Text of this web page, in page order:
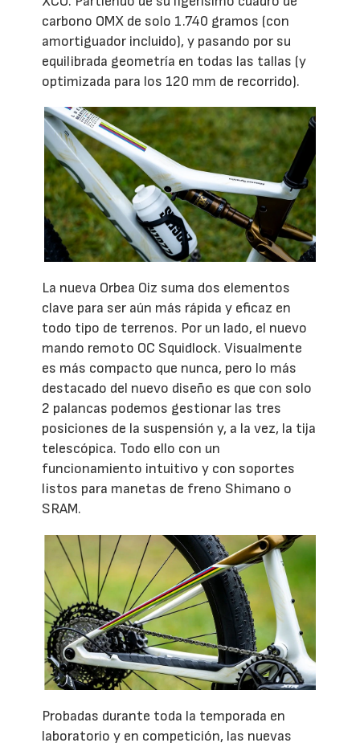
carbono OMX de solo 1.740 gramos (con
amortiguador incluido), y pasando por su
equilibrada geometría en todas las tallas (y
optimizada para los 120 mm de recorrido).
La nueva Orbea Oiz suma dos elementos
clave para ser aún más rápida y eficaz en
todo tipo de terrenos. Por un lado, el nuevo
mando remoto OC Squidlock. Visualmente
es más compacto que nunca, pero lo más
destacado del nuevo diseño es que con solo
2 palancas podemos gestionar las tres
posiciones de la suspensión y, a la vez, la tija
telescópica. Todo ello con un
funcionamiento intuitivo y con soportes
listos para manetas de freno Shimano o
SRAM.
Probadas durante toda la temporada en
laboratorio y en competición, las nuevas